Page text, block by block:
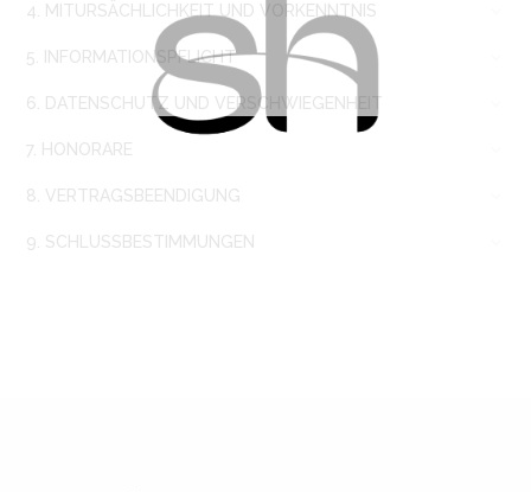
4. MITURSÄCHLICHKEIT UND VORKENNTNIS
5. INFORMATIONSPFLICHT
6. DATENSCHUTZ UND VERSCHWIEGENHEIT
7. HONORARE
8. VERTRAGSBEENDIGUNG
9. SCHLUSSBESTIMMUNGEN